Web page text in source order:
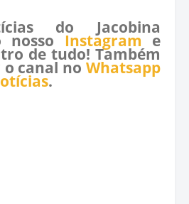
do Jacobina
nosso Instagram e
de tudo! Também
o canal no Whatsapp
.